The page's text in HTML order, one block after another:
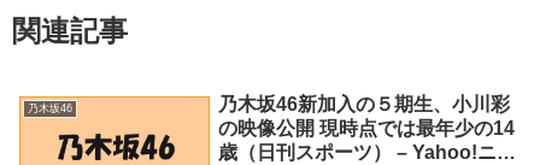
関連記事
乃木坂46
乃木坂46新加入の５期生、小川彩
の映像公開 現時点では最年少の14
歳（日刊スポーツ） – Yahoo!ニュ